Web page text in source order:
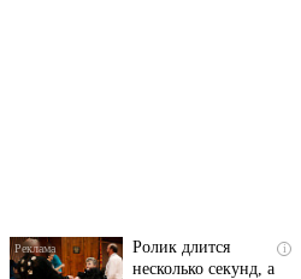
i
Ролик длится
несколько секунд, а